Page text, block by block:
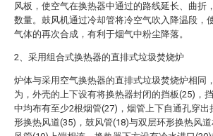
风板，使空气在换热器中通过的路线延长、曲折
数量。鼓风机通过冷却管将冷空气吹入降温段，
气体的再次合成，有利于烟气中粉尘降落。
2、采用组合式换热器的直排式垃圾焚烧炉
炉体与采用空气换热器的直排式垃圾焚烧炉相同
为，外壳的上下设有将换热器封闭的挡板(25)，
中均布有至少2根烟管(27)，烟管上下自通孔穿
形换热风道(35)，鼓风管(18)与双层环形换热风